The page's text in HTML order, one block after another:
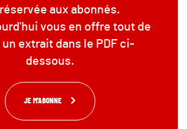
aux abonnés.
vous en offre tout de
extrait dans le PDF ci-
dessous.
JE M'ABONNE